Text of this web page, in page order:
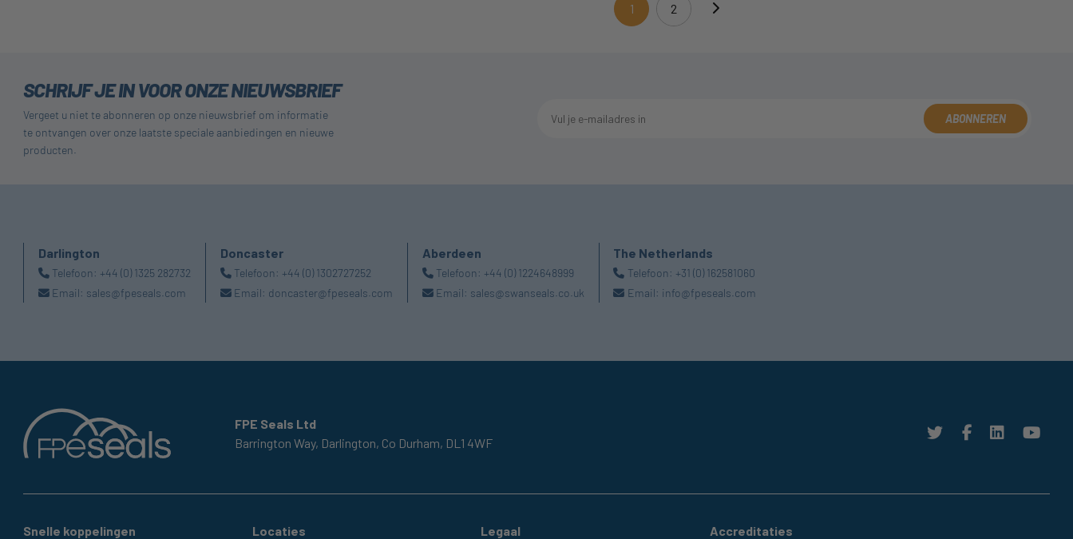
1(current)2
SCHRIJF JE IN VOOR ONZE NIEUWSBRIEF
Vergeet u niet te abonneren op onze nieuwsbrief om informatie
te ontvangen over onze laatste speciale aanbiedingen en nieuwe
producten.
ABONNEREN
Darlington
Telefoon: +44 (0) 1325 282732
Email: sales@fpeseals.com
Doncaster
Telefoon: +44 (0) 1302727252
Email: doncaster@fpeseals.com
Aberdeen
Telefoon: +44 (0) 1224648999
Email: sales@swanseals.co.uk
The Netherlands
Telefoon: +31 (0) 162581060
Email: info@fpeseals.com
FPE Seals Ltd
Barrington Way, Darlington, Co Durham, DL1 4WF
Snelle koppelingen Locaties Legaal Accreditaties